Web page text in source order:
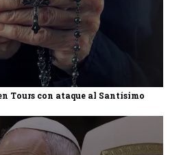
Tours con ataque al Santísimo